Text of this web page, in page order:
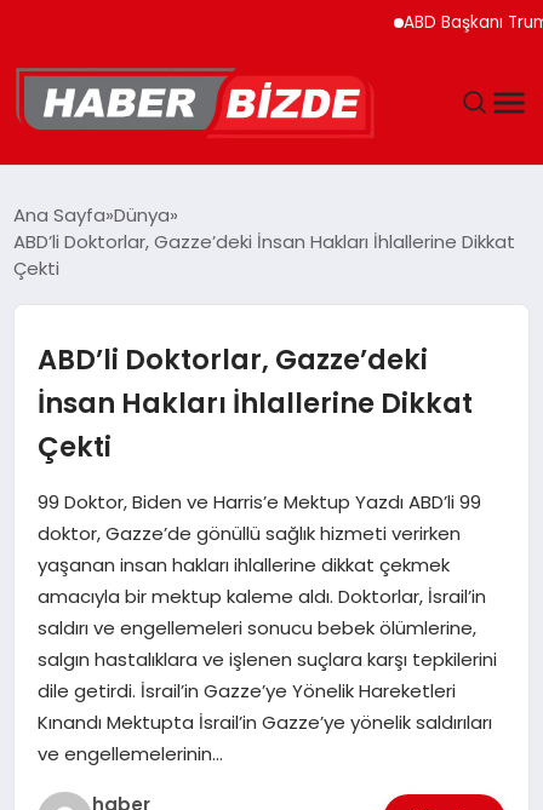
ABD Başkanı
YAŞAM
EĞITIM
MAGAZIN
SPOR
TEKNOLOJI
Ana Sayfa Dünya
ABD’li Doktorlar, Gazze’deki İnsan Hakları İhlallerine Dikkat
Çekti
ABD’li Doktorlar, Gazze’deki
İnsan Hakları İhlallerine Dikkat
Çekti
99 Doktor, Biden ve Harris’e Mektup Yazdı ABD’li 99
doktor, Gazze’de gönüllü sağlık hizmeti verirken
yaşanan insan hakları ihlallerine dikkat çekmek
amacıyla bir mektup kaleme aldı. Doktorlar, İsrail’in
saldırı ve engellemeleri sonucu bebek ölümlerine,
salgın hastalıklara ve işlenen suçlara karşı tepkilerini
dile getirdi. İsrail’in Gazze’ye Yönelik Hareketleri
Kınandı Mektupta İsrail’in Gazze’ye yönelik saldırıları
ve engellemelerinin…